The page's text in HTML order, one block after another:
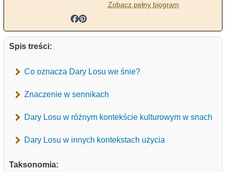
Zobacz pełny biogram
Spis treści:
Co oznacza Dary Losu we śnie?
Znaczenie w sennikach
Dary Losu w różnym kontekście kulturowym w snach
Dary Losu w innych kontekstach użycia
Taksonomia: